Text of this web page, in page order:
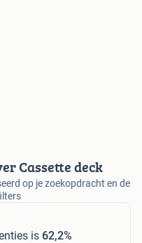
Cassette deck
op je zoekopdracht en de
is 62,2%